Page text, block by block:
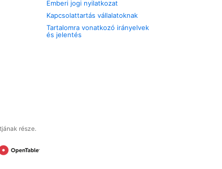
Emberi jogi nyilatkozat
Kapcsolattartás vállalatoknak
Tartalomra vonatkozó irányelvek
és jelentés
része.